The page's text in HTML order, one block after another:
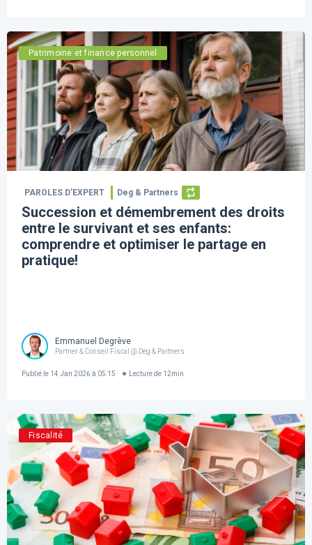
Patrimoine et finance personnel
PAROLES D’EXPERT Deg & Partners
Succession et démembrement des droits
entre le survivant et ses enfants:
comprendre et optimiser le partage en
pratique!
Emmanuel Degrève
Partner & Conseil Fiscal @ Deg & Partners
Publié le 14 Jan 2026 à 05:15 Lecture de 12min
Fiscalité